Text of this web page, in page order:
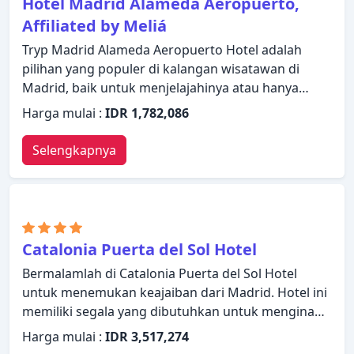
Affiliated by Meliá
Tryp Madrid Alameda Aeropuerto Hotel adalah
pilihan yang populer di kalangan wisatawan di
Madrid, baik untuk menjelajahinya atau hanya
sekedar transit. Properti ini menawarkan berbagai
fasilitas untuk memastikan Anda mendapatkan
pengalaman yang luar biasa. Akses mudah untuk
kursi roda, resepsionis 24 jam, fasilitas untuk tamu
dengan kebutuhan khusus, tempat parkir mobil,
dinikmati oleh para tamu. Kamar dilengkapi
dengan segala fasilitas yang Anda butuhkan untuk
bermalam dengan nyaman. Di beberapa kamar
terdapat televisi layar datar, lantai karpet, cermin,
sandal, handuk. Properti ini menawarkan berbagai
pilihan fasilitas rekreasi. Dengan layanan handal
dan staf profesional, Tryp Madrid Alameda
Harga mulai : IDR 1,782,086
Selengkapnya
Catalonia Puerta del Sol Hotel
Bermalamlah di Catalonia Puerta del Sol Hotel
untuk menemukan keajaiban dari Madrid. Hotel ini
memiliki segala yang dibutuhkan untuk menginap
dengan nyaman. WiFi gratis di semua kamar,
resepsionis 24 jam, fasilitas untuk tamu dengan
Harga mulai : IDR 3,517,274